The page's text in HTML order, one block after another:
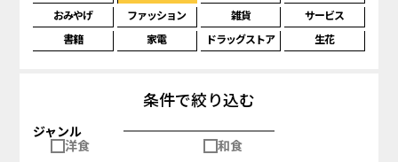
おみやげ ファッション 雑貨
サービス
書籍
家電 ドラッグストア 生花
条件で絞り込む
ジャンル
洋食
和食